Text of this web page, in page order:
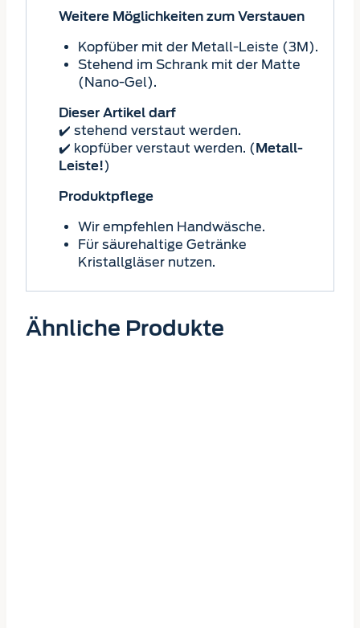
Weitere Möglichkeiten zum Verstauen
Kopfüber mit der Metall-Leiste (3M).
Stehend im Schrank mit der Matte
(Nano-Gel).
Dieser Artikel darf
✔️ stehend verstaut werden.
✔️ kopfüber verstaut werden. ( Metall-
Leiste!)
Produktpflege
Wir empfehlen Handwäsche.
Für säurehaltige Getränke
Kristallgläser nutzen.
Ähnliche Produkte